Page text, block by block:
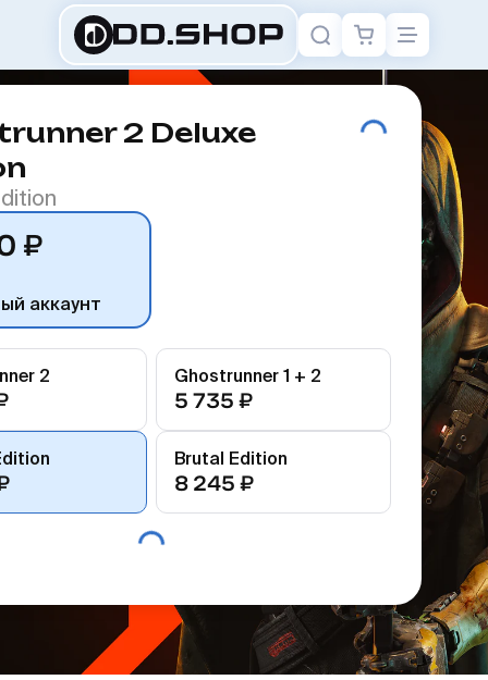
2 Deluxe
₽
аккаунт
2 Ghostrunner 1 + 2
5 735 ₽
Brutal Edition
8 245 ₽